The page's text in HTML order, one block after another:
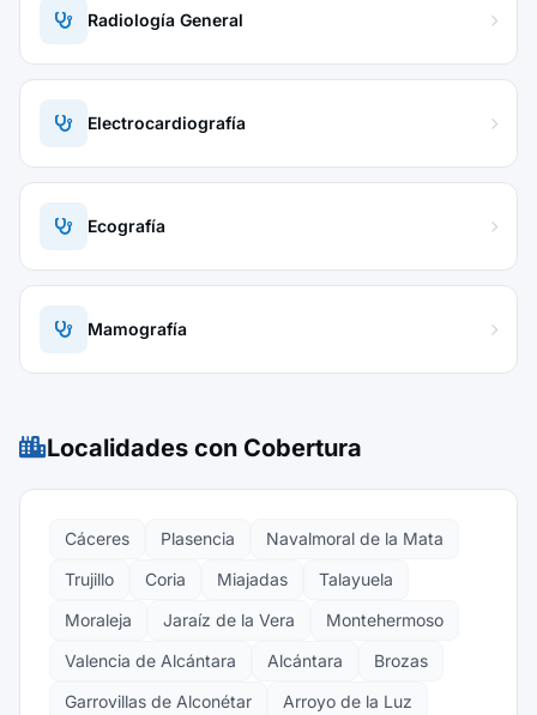
Radiología General
Electrocardiografía
Ecografía
Mamografía
Localidades con Cobertura
Cáceres Plasencia
Navalmoral de la Mata
Trujillo
Coria Miajadas
Talayuela
Moraleja
Jaraíz de la Vera
Montehermoso
Valencia de Alcántara
Alcántara
Brozas
Garrovillas de Alconétar
Arroyo de la Luz